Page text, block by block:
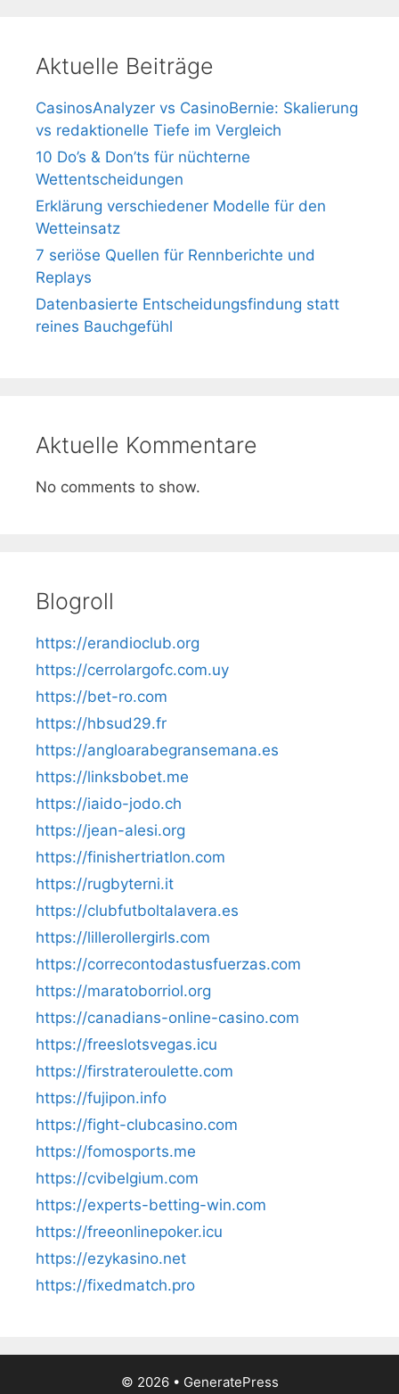
Aktuelle Beiträge
CasinosAnalyzer vs CasinoBernie: Skalierung
vs redaktionelle Tiefe im Vergleich
10 Do’s & Don’ts für nüchterne
Wettentscheidungen
Erklärung verschiedener Modelle für den
Wetteinsatz
7 seriöse Quellen für Rennberichte und
Replays
Datenbasierte Entscheidungsfindung statt
reines Bauchgefühl
Aktuelle Kommentare
No comments to show.
Blogroll
https://erandioclub.org
https://cerrolargofc.com.uy
https://bet-ro.com
https://hbsud29.fr
https://angloarabegransemana.es
https://linksbobet.me
https://iaido-jodo.ch
https://jean-alesi.org
https://finishertriatlon.com
https://rugbyterni.it
https://clubfutboltalavera.es
https://lillerollergirls.com
https://correcontodastusfuerzas.com
https://maratoborriol.org
https://canadians-online-casino.com
https://freeslotsvegas.icu
https://firstrateroulette.com
https://fujipon.info
https://fight-clubcasino.com
https://fomosports.me
https://cvibelgium.com
https://experts-betting-win.com
https://freeonlinepoker.icu
https://ezykasino.net
https://fixedmatch.pro
© 2026• GeneratePress